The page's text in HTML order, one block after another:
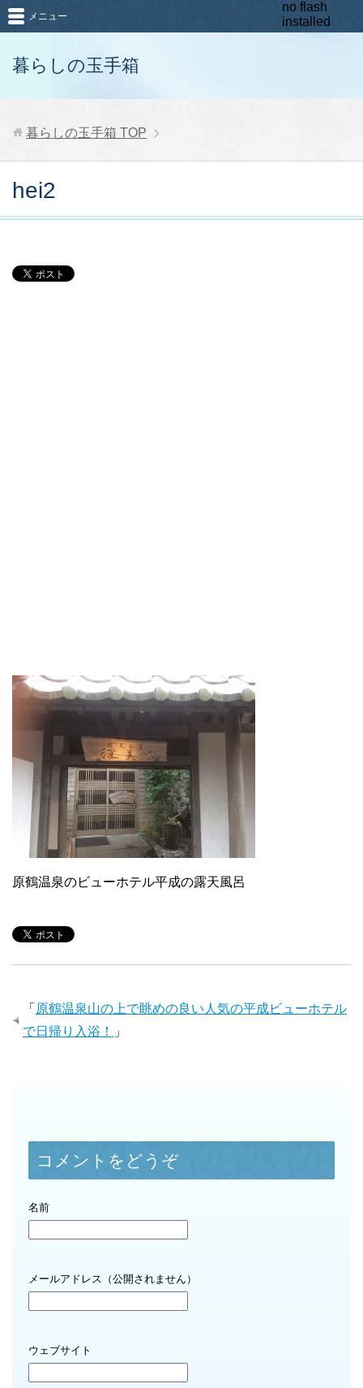
暮らしの玉手箱
メニュー
暮らしの玉手箱 TOP
hei2
原鶴温泉のビューホテル平成の露天風呂
「 原鶴温泉山の上で眺めの良い人気の平成ビューホテル
で日帰り入浴！
」
コメントをどうぞ
名前
メールアドレス（公開されません）
ウェブサイト
no flash
installed